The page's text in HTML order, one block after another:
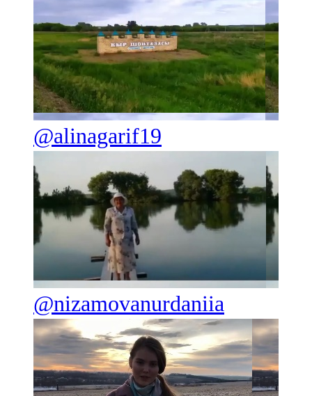
@alinagarif19
@nizamovanurdaniia